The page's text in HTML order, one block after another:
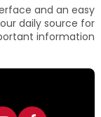
and an easy
daily source for
information.